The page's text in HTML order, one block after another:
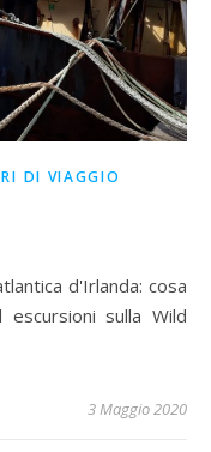
DI VIAGGIO
sulla Wild
3 Maggio 2020